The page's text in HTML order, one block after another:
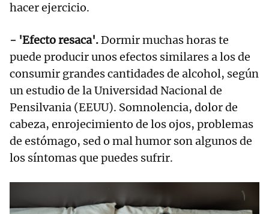
hacer ejercicio.
- 'Efecto resaca'.Dormir muchas horas te
puede producir unos efectos similares a los de
consumir grandes cantidades de alcohol, según
un estudio de la Universidad Nacional de
Pensilvania (EEUU). Somnolencia, dolor de
cabeza, enrojecimiento de los ojos, problemas
de estómago, sed o mal humor son algunos de
los síntomas que puedes sufrir.